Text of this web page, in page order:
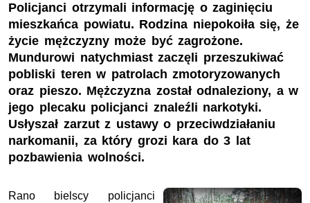
Policjanci otrzymali informację o zaginięciu
mieszkańca powiatu. Rodzina niepokoiła się, że
życie mężczyzny może być zagrożone.
Mundurowi natychmiast zaczęli przeszukiwać
pobliski teren w patrolach zmotoryzowanych
oraz pieszo. Mężczyzna został odnaleziony, a w
jego plecaku policjanci znaleźli narkotyki.
Usłyszał zarzut z ustawy o przeciwdziałaniu
narkomanii, za który grozi kara do 3 lat
pozbawienia wolności.
Rano bielscy policjanci